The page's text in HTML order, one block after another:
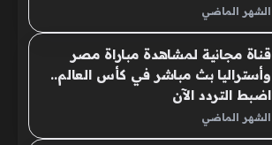
الشهر الماضي
قناة مجانية لمشاهدة مباراة مصر
وأستراليا بث مباشر في كأس العالم..
اضبط التردد الآن
الشهر الماضي